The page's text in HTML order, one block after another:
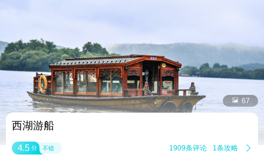
 67
西湖游船
4.5 分 不错 1909条评论 1条攻略 